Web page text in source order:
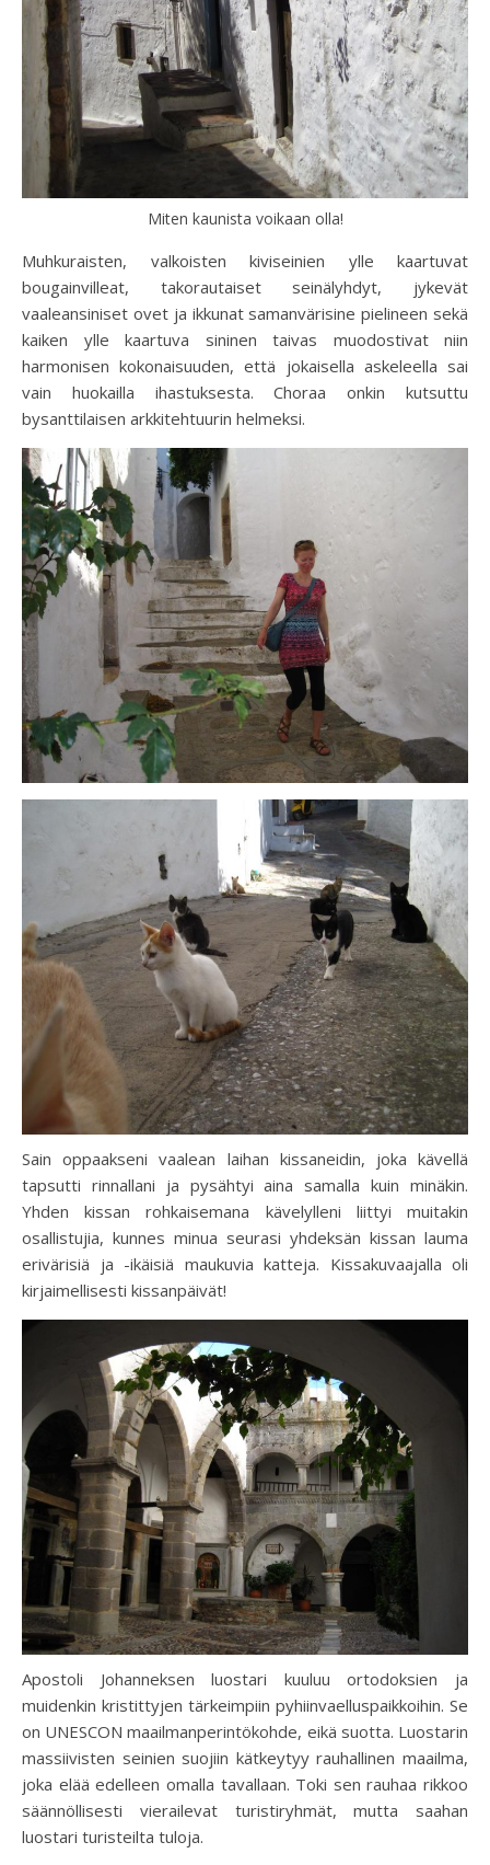
Miten kaunista voikaan olla!
Muhkuraisten, valkoisten kiviseinien ylle kaartuvat
bougainvilleat, takorautaiset seinälyhdyt, jykevät
vaaleansiniset ovet ja ikkunat samanvärisine pielineen sekä
kaiken ylle kaartuva sininen taivas muodostivat niin
harmonisen kokonaisuuden, että jokaisella askeleella sai
vain huokailla ihastuksesta. Choraa onkin kutsuttu
bysanttilaisen arkkitehtuurin helmeksi.
Sain oppaakseni vaalean laihan kissaneidin, joka kävellä
tapsutti rinnallani ja pysähtyi aina samalla kuin minäkin.
Yhden kissan rohkaisemana kävelylleni liittyi muitakin
osallistujia, kunnes minua seurasi yhdeksän kissan lauma
erivärisiä ja -ikäisiä maukuvia katteja. Kissakuvaajalla oli
kirjaimellisesti kissanpäivät!
Apostoli Johanneksen luostari kuuluu ortodoksien ja
muidenkin kristittyjen tärkeimpiin pyhiinvaelluspaikkoihin. Se
on UNESCON maailmanperintökohde, eikä suotta. Luostarin
massiivisten seinien suojiin kätkeytyy rauhallinen maailma,
joka elää edelleen omalla tavallaan. Toki sen rauhaa rikkoo
säännöllisesti vierailevat turistiryhmät, mutta saahan
luostari turisteilta tuloja.